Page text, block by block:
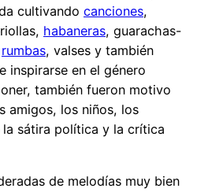
cultivando canciones,
habaneras, guarachas-
rumbas, valses y también
inspirarse en el género
también fueron motivo
amigos, los niños, los
sátira política y la crítica
de melodías muy bien